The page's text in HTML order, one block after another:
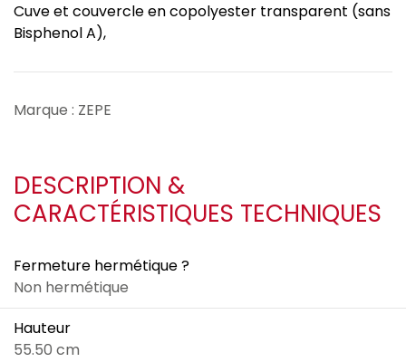
Cuve et couvercle en copolyester transparent (sans
Bisphenol A),
Marque : ZEPE
DESCRIPTION &
CARACTÉRISTIQUES TECHNIQUES
Fermeture hermétique ?
Non hermétique
Hauteur
55.50 cm